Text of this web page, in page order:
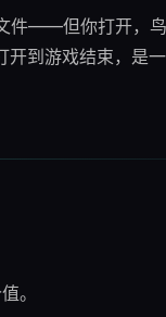
件——但你打开，
到游戏结束，是一
。